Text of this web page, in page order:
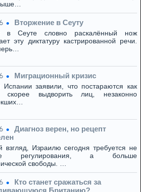
Вторжение в Сеуту
в Сеуте словно раскалённый нож
эту диктатуру кастрированной речи.
Миграционный кризис
Испании заявили, что постараются как
скорее выдворить лиц, незаконно
Диагноз верен, но рецепт
взгляд, Израилю сегодня требуется не
регулирования, а больше
свободы. …
Кто станет сражаться за
Британию?